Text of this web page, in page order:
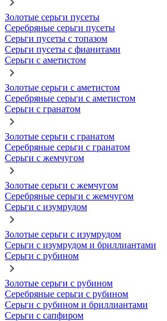
Золотые серьги пусеты
Серебряные серьги пусеты
Серьги пусеты с топазом
Серьги пусеты с фианитами
Серьги с аметистом
Золотые серьги с аметистом
Серебряные серьги с аметистом
Серьги с гранатом
Золотые серьги с гранатом
Серебряные серьги с гранатом
Серьги с жемчугом
Золотые серьги с жемчугом
Серебряные серьги с жемчугом
Серьги с изумрудом
Золотые серьги с изумрудом
Серьги с изумрудом и бриллиантами
Серьги с рубином
Золотые серьги с рубином
Серебряные серьги с рубином
Серьги с рубином и бриллиантами
Серьги с сапфиром